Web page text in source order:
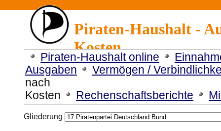
Piraten-Haushalt -
Kosten
Piraten-Haushalt online
Ausgaben
Vermögen /
nach
Kosten
Rechenschaftsberichte
Gliederung